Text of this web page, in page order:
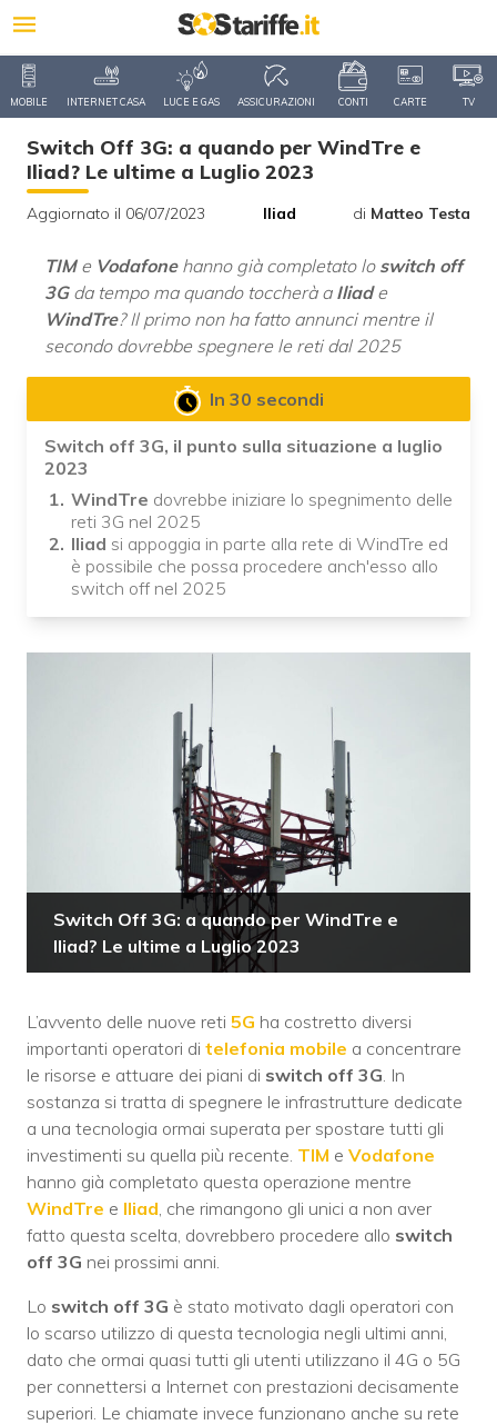
MOBILE INTERNET CASA LUCE E GAS ASSICURAZIONI CONTI CARTE TV
Switch Off 3G: a quando per WindTre e
Iliad? Le ultime a Luglio 2023
Aggiornato il 06/07/2023 Iliad di Matteo Testa
TIM e Vodafonehanno già completato lo switch off
3Gda tempo ma quando toccherà a Iliade
WindTre? Il primo non ha fatto annunci mentre il
secondo dovrebbe spegnere le reti dal 2025
In 30 secondi
Switch off 3G, il punto sulla situazione a luglio
2023
WindTre dovrebbe iniziare lo spegnimento delle
reti 3G nel 2025
Iliad si appoggia in parte alla rete di WindTre ed
è possibile che possa procedere anch'esso allo
switch off nel 2025
Switch Off 3G: a quando per WindTre e
Iliad? Le ultime a Luglio 2023
L’avvento delle nuove reti 5G ha costretto diversi
importanti operatori di telefonia mobile a concentrare
le risorse e attuare dei piani di switch off 3G. In
sostanza si tratta di spegnere le infrastrutture dedicate
a una tecnologia ormai superata per spostare tutti gli
investimenti su quella più recente. TIM e Vodafone
hanno già completato questa operazione mentre
WindTre e Iliad, che rimangono gli unici a non aver
fatto questa scelta, dovrebbero procedere allo switch
off 3G nei prossimi anni.
Lo switch off 3G è stato motivato dagli operatori con
lo scarso utilizzo di questa tecnologia negli ultimi anni,
dato che ormai quasi tutti gli utenti utilizzano il 4G o 5G
per connettersi a Internet con prestazioni decisamente
superiori. Le chiamate invece funzionano anche su rete